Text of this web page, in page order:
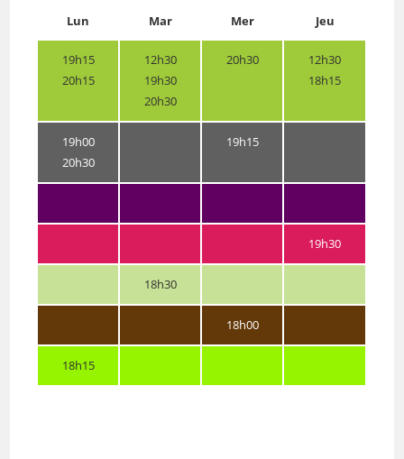
Lun Mar Mer Jeu
19h15
20h15
12h30
19h30
20h30
20h30
12h30
18h15
19h00
20h30
19h15
19h30
18h30
18h00
18h15